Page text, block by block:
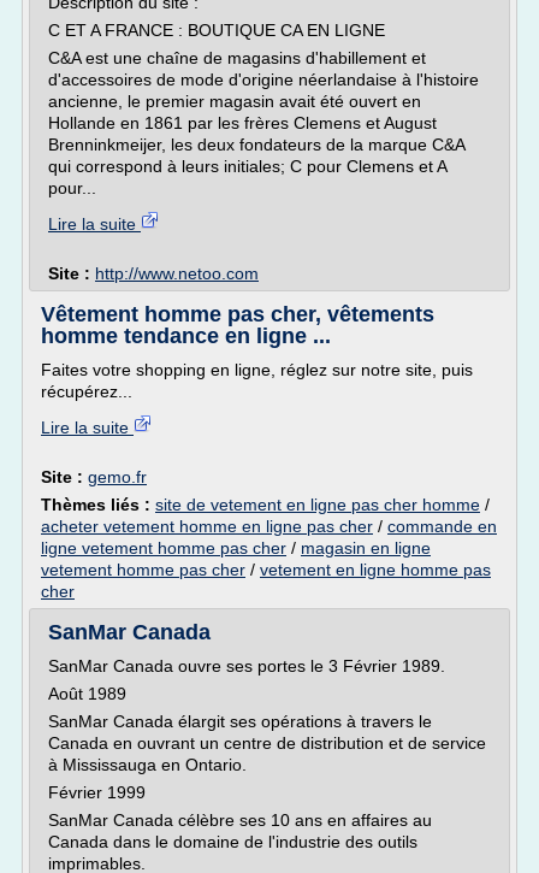
C ET A FRANCE : BOUTIQUE CA EN LIGNE
C&A est une chaîne de magasins d'habillement et
d'accessoires de mode d'origine néerlandaise à l'histoire
ancienne, le premier magasin avait été ouvert en
Hollande en 1861 par les frères Clemens et August
Brenninkmeijer, les deux fondateurs de la marque C&A
qui correspond à leurs initiales; C pour Clemens et A
pour...
Lire la suite
Site : http://www.netoo.com
Vêtement homme pas cher, vêtements
homme tendance en ligne ...
Faites votre shopping en ligne, réglez sur notre site, puis
récupérez...
Lire la suite
Site : gemo.fr
Thèmes liés : site de vetement en ligne pas cher homme /
acheter vetement homme en ligne pas cher / commande en
ligne vetement homme pas cher / magasin en ligne
vetement homme pas cher / vetement en ligne homme pas
cher
SanMar Canada
SanMar Canada ouvre ses portes le 3 Février 1989.
Août 1989
SanMar Canada élargit ses opérations à travers le
Canada en ouvrant un centre de distribution et de service
à Mississauga en Ontario.
Février 1999
SanMar Canada célèbre ses 10 ans en affaires au
Canada dans le domaine de l'industrie des outils
imprimables.